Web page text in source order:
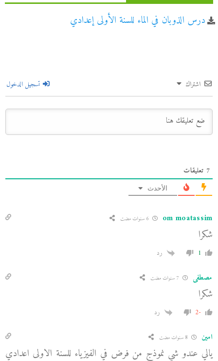
درس الذوبان في الماء للسنة الأولى إعدادي
اشتراك تسجيل الدخول
7 تعليقات
الأحدث
om moatassim
شكرا
1 رد
مصطفى
شكرا
-2 رد
امين
يالي عندو شي نموذج من فرض في الفيزياء للسنة الاولى اعدادي